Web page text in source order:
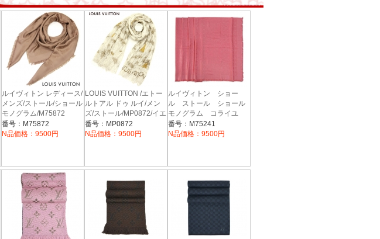
ルイヴィトン レディース/
メンズ/ストール/ショール
モノグラム/M75872
番号：M75872
N品価格：9500円
LOUIS VUITTON /エトー
ルトアル ドゥ ルイ/メン
ズ/ストール/MP0872/イエ
ロー
番号：MP0872
N品価格：9500円
ルイヴィトン ショー
ル ストール ショール
モノグラム コライユ
M75241
番号：M75241
N品価格：9500円